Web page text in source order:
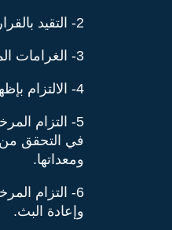
2- التقيد بالقرارات التي تصدرها الوزارة بشأن تنظيم البث.
3- الغرامات المالية التي توقعها الوزارة إذا أخل بشروط الترخيص الواردة فيه أو المحددة في هذا القانون ولائحته التنفيذية.
4- الالتزام بإظهار شعار القناة خلال البث المرئي وذكر اسم المحطة والتردد المستخدم خلال ساعات البث المسموع.
5- التزام
في التحقق من
ومعداتها.
6- التزام
وإعادة البث.